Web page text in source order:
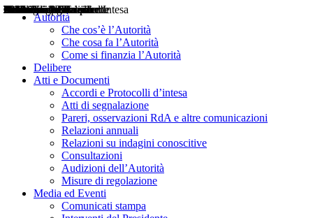
Autorità
Che cos’è l’Autorità
Che cosa fa l’Autorità
Come si finanzia l’Autorità
Delibere
Atti e Documenti
Accordi e Protocolli d’intesa
Atti di segnalazione
Pareri, osservazioni RdA e altre comunicazioni
Relazioni annuali
Relazioni su indagini conoscitive
Consultazioni
Audizioni dell’Autorità
Misure di regolazione
Media ed Eventi
Comunicati stampa
Delibere
Pareri
Consultazioni
Audizioni
Atti di Segnalazione
Accordi e Protocolli d'Intesa
Relazioni annuali
Misure di regolazione
Notizie
Comunicati Stampa
Bollettini ART
Convegni ART
Interviste del Presidente
Articoli in primo piano
Interventi del Presidente
2004
2005
2010
2013
2014
2015
2016
2017
2018
2019
202
2020
2021
2022
2023
2024
2025
2026
Aereo
Marittimo
Terrestre